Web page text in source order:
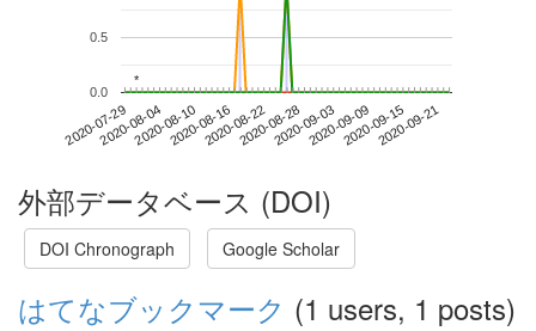
2020-07-292020-08-042020-08-102020-08-162020-08-222020-08-282020-09-032020-09-092020-09-152020-09-21
0.0
0.5
**
外部データベース (DOI)
DOI Chronograph Google Scholar
はてなブックマーク (1 users, 1 posts)